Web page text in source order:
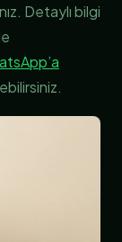
Detaylı bilgi